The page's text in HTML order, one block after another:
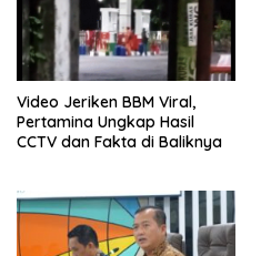
Video Jeriken BBM Viral,
Pertamina Ungkap Hasil
CCTV dan Fakta di Baliknya